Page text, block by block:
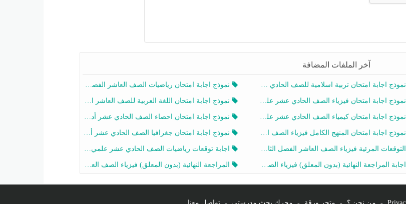
آخر الملفات المضافة
نموذج اجابة امتحان تربية اسلامية للصف الحادي عشر الفصل الثاني 2025-2026 نموذج اجابة امتحان رياضيات الصف العاشر الفصل الثاني 2025-2026
نموذج اجابة امتحان فيزياء الصف الحادي عشر علمي الفصل الثاني 2025-2026 نموذج اجابة امتحان اللغة العربية للصف العاشر الفصل الثاني 2025-2026
نموذج اجابة امتحان كيمياء الصف الحادي عشر علمي الفصل الثاني 2025-2026 نموذج اجابة امتحان احصاء الصف الحادي عشر أدبي الفصل الثاني 2025-2026
نموذج اجابة امتحان المنهج الكامل فيزياء الصف العاشر الفصل الثاني 2025-2026 نموذج اجابة امتحان جغرافيا الصف الحادي عشر أدبي الفصل الثاني 2025-2026
التوقعات المرئية فيزياء الصف العاشر الفصل الثاني 2026 أ هيثم الليثي اجابة توقعات رياضيات الصف الحادي عشر علمي الفصل الثاني 2025-2026 أ عمرو فايز
اجابة المراجعة النهائية (بدون المعلق) فيزياء الصف العاشر الفصل الثاني أ أحمد نبيه المراجعة النهائية (بدون المعلق) فيزياء الصف العاشر الفصل الثاني أ أحمد نبيه